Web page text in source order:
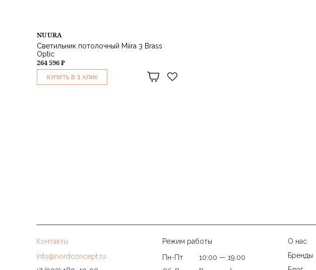
NUURA
Светильник потолочный Miira 3 Brass
Optic
264 596 ₽
КУПИТЬ В 1 КЛИК
Контакты
info@nordconcept.ru
Режим работы
Пн-Пт
10:00 — 19.00
О нас
Бренды